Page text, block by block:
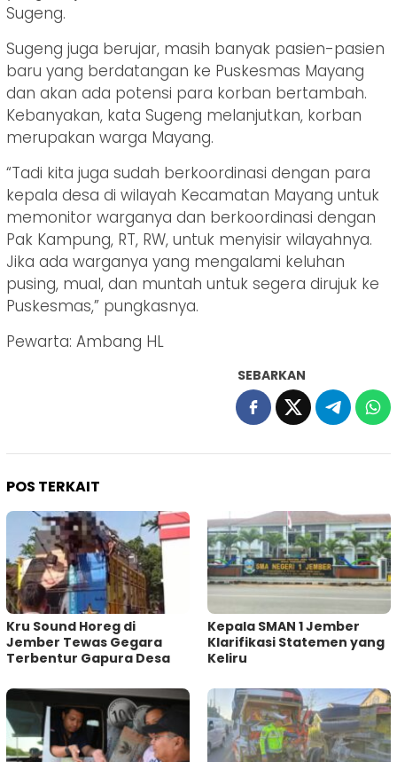
Sugeng.
Sugeng juga berujar, masih banyak pasien-pasien
baru yang berdatangan ke Puskesmas Mayang
dan akan ada potensi para korban bertambah.
Kebanyakan, kata Sugeng melanjutkan, korban
merupakan warga Mayang.
“Tadi kita juga sudah berkoordinasi dengan para
kepala desa di wilayah Kecamatan Mayang untuk
memonitor warganya dan berkoordinasi dengan
Pak Kampung, RT, RW, untuk menyisir wilayahnya.
Jika ada warganya yang mengalami keluhan
pusing, mual, dan muntah untuk segera dirujuk ke
Puskesmas,” pungkasnya.
Pewarta: Ambang HL
SEBARKAN
POS TERKAIT
Kru Sound Horeg di
Jember Tewas Gegara
Terbentur Gapura Desa
Kepala SMAN 1 Jember
Klarifikasi Statemen yang
Keliru